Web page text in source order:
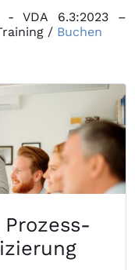
- VDA 6.3:2023 –
/ Buchen